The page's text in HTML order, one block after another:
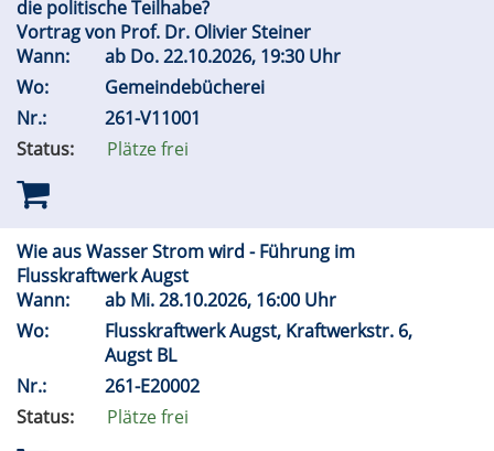
die politische Teilhabe?
Vortrag von Prof. Dr. Olivier Steiner
Wann:
ab Do.22.10.2026, 19:30 Uhr
Wo:
Gemeindebücherei
Nr.:
261-V11001
Status:
Plätze frei
Wie aus Wasser Strom wird - Führung im
Flusskraftwerk Augst
Wann:
ab Mi.28.10.2026, 16:00 Uhr
Wo:
Flusskraftwerk Augst, Kraftwerkstr. 6,
Augst BL
Nr.:
261-E20002
Status:
Plätze frei